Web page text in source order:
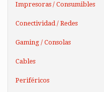
Impresoras / Consumibles
Conectividad / Redes
Gaming / Consolas
Cables
Periféricos